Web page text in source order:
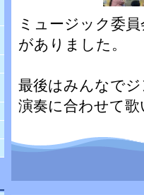
ミュージック委
がありました。
最後はみんなで
演奏に合わせて